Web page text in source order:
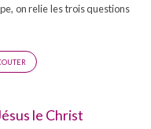
on relie les trois questions
le Christ